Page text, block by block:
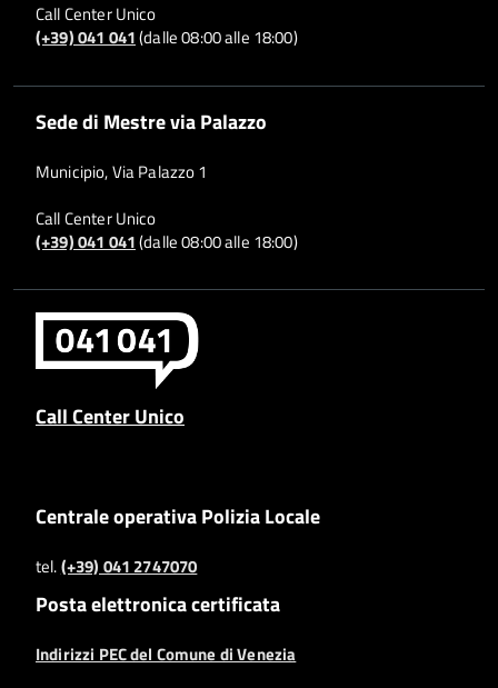
Call Center Unico
(+39) 041 041(dalle 08:00 alle 18:00)
Sede di Mestre via Palazzo
Municipio, Via Palazzo 1
Call Center Unico
(+39) 041 041(dalle 08:00 alle 18:00)
Call Center Unico
Centrale operativa Polizia Locale
tel.(+39) 041 2747070
Posta elettronica certificata
Indirizzi PEC del Comune di Venezia